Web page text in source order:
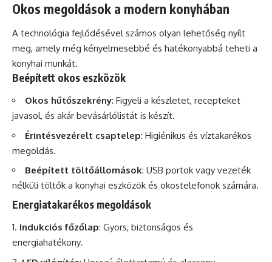
Okos megoldások a modern konyhában
A technológia fejlődésével számos olyan lehetőség nyílt
meg, amely még kényelmesebbé és hatékonyabbá teheti a
konyhai munkát.
Beépített okos eszközök
Okos hűtőszekrény: Figyeli a készletet, recepteket
javasol, és akár bevásárlólistát is készít.
Érintésvezérelt csaptelep: Higiénikus és víztakarékos
megoldás.
Beépített töltőállomások: USB portok vagy vezeték
nélküli töltők a konyhai eszközök és okostelefonok számára.
Energiatakarékos megoldások
Indukciós főzőlap: Gyors, biztonságos és
energiahatékony.